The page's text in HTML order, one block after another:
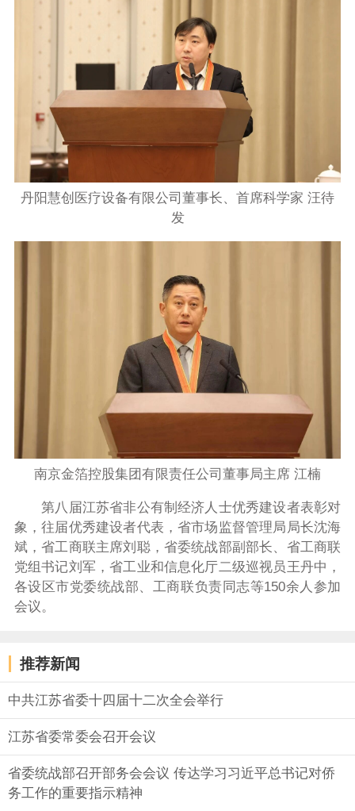
丹阳慧创医疗设备有限公司董事长、首席科学家 汪待
发
南京金箔控股集团有限责任公司董事局主席 江楠
第八届江苏省非公有制经济人士优秀建设者表彰对
象，往届优秀建设者代表，省市场监督管理局局长沈海
斌，省工商联主席刘聪，省委统战部副部长、省工商联
党组书记刘军，省工业和信息化厅二级巡视员王丹中，
各设区市党委统战部、工商联负责同志等150余人参加
会议。
推荐新闻
中共江苏省委十四届十二次全会举行
江苏省委常委会召开会议
省委统战部召开部务会会议 传达学习习近平总书记对侨
务工作的重要指示精神